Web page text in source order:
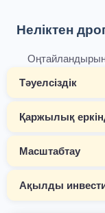
Неліктен
Тәуелсіздік
Қаржылық
Масштабтау
Ақылды